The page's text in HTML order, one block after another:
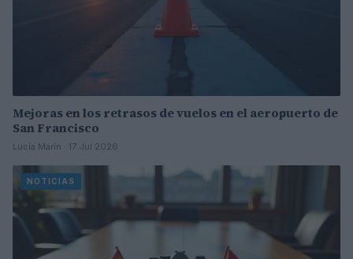
Mejoras en los retrasos de vuelos en el aeropuerto de
San Francisco
Lucía Marín · 17 Jul 2026
NOTICIAS